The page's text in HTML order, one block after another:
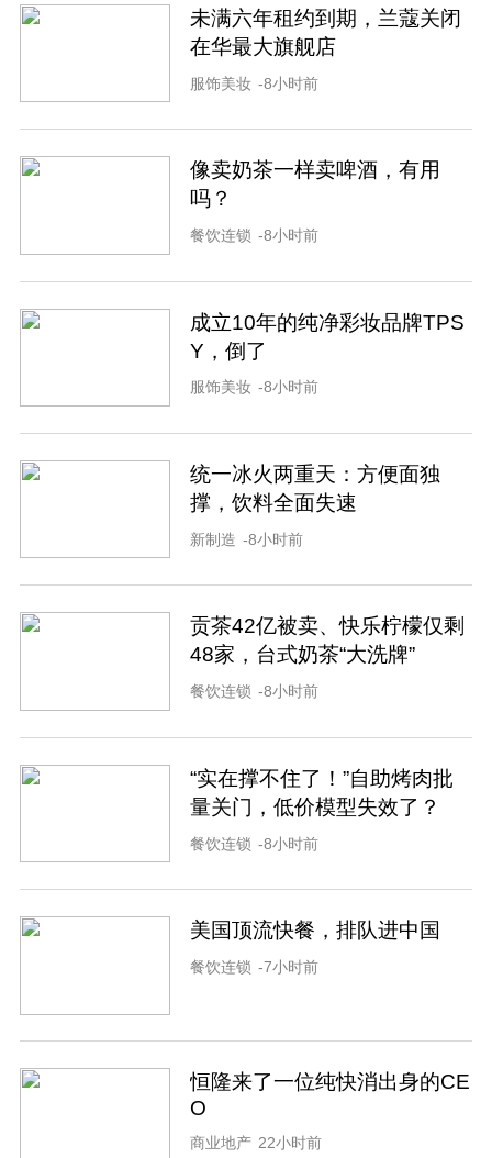
未满六年租约到期，兰蔻关闭
在华最大旗舰店
服饰美妆 -8小时前
像卖奶茶一样卖啤酒，有用
吗？
餐饮连锁 -8小时前
成立10年的纯净彩妆品牌TPS
Y，倒了
服饰美妆 -8小时前
统一冰火两重天：方便面独
撑，饮料全面失速
新制造 -8小时前
贡茶42亿被卖、快乐柠檬仅剩
48家，台式奶茶“大洗牌”
餐饮连锁 -8小时前
“实在撑不住了！”自助烤肉批
量关门，低价模型失效了？
餐饮连锁 -8小时前
美国顶流快餐，排队进中国
餐饮连锁 -7小时前
恒隆来了一位纯快消出身的CE
O
商业地产 22小时前